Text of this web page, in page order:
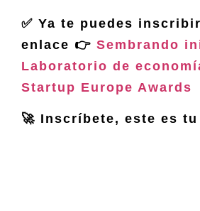
✅ Ya te puedes
enlace 👉 Sembrando
Laboratorio de
Startup Europe Awards
🚀 Inscríbete, este es tu